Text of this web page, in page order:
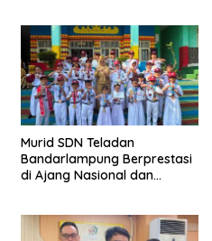
Murid SDN Teladan
Bandarlampung Berprestasi
di Ajang Nasional dan